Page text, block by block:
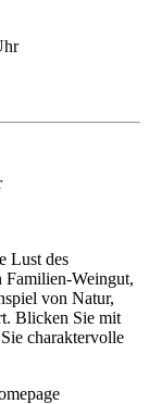
Lust des
Familien-Weingut,
von Natur,
Blicken Sie mit
charaktervolle